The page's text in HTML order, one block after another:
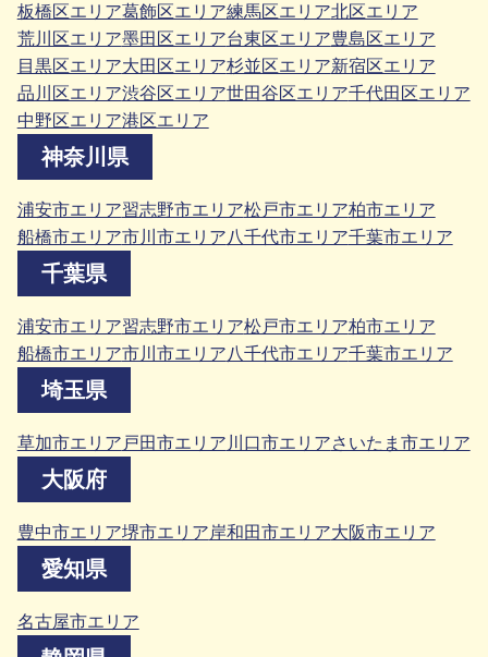
板橋区エリア葛飾区エリア練馬区エリア北区エリア
荒川区エリア墨田区エリア台東区エリア豊島区エリア
目黒区エリア大田区エリア杉並区エリア新宿区エリア
品川区エリア渋谷区エリア世田谷区エリア千代田区エリア
中野区エリア港区エリア
神奈川県
浦安市エリア習志野市エリア松戸市エリア柏市エリア
船橋市エリア市川市エリア八千代市エリア千葉市エリア
千葉県
浦安市エリア習志野市エリア松戸市エリア柏市エリア
船橋市エリア市川市エリア八千代市エリア千葉市エリア
埼玉県
草加市エリア 戸田市エリア 川口市エリアさいたま市エリア
大阪府
豊中市エリア堺市エリア岸和田市エリア大阪市エリア
愛知県
名古屋市エリア